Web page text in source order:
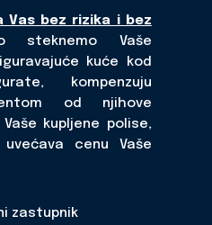
Vas bez rizika i bez
steknemo Vaše
kuće kod
kompenzuju
od njihove
kupljene polise,
cenu Vaše
zastupnik